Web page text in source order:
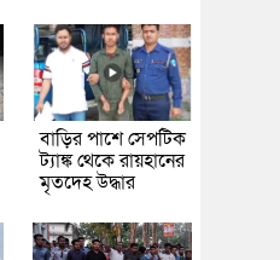
বাড়ির পাশে সেপটিক
ট্যাঙ্ক থেকে রায়হানের
মৃতদেহ উদ্ধার